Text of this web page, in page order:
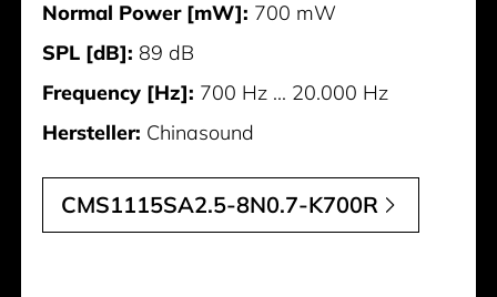
Normal Power [mW]: 700 mW
SPL [dB]: 89 dB
Frequency [Hz]: 700 Hz ... 20.000 Hz
Hersteller: Chinasound
CMS1115SA2.5-8N0.7-K700R